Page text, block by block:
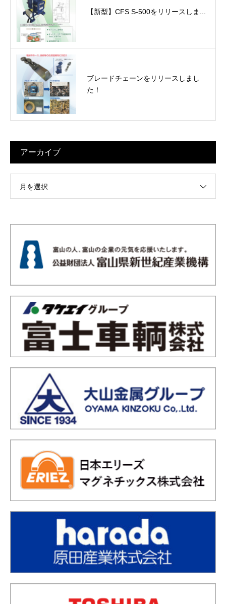
【新型】CFS S-500をリリースしま...
ブレードチェーンをリリースしまし
た！
アーカイブ
月を選択